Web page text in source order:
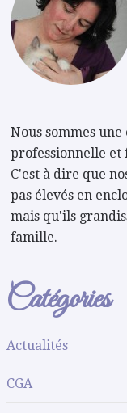
Nous sommes
professionnelle et
C'est à dire que
pas élevés en
mais qu'ils
famille.
Catégories
Actualités
CGA